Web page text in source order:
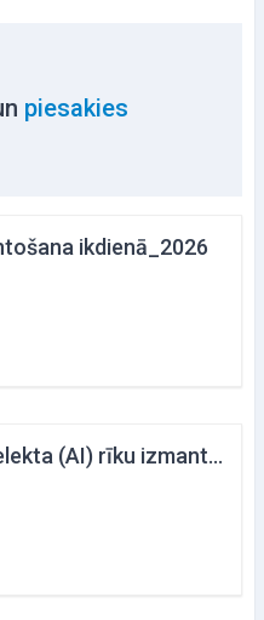
piesakies
ikdienā_2026
Advancēto mākslīgā intelekta (AI) rīku izmantošana ikdienas darbam un biznesam_2026